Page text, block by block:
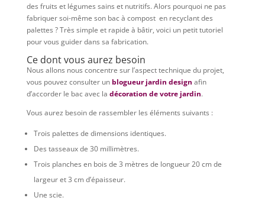
des fruits et légumes sains et nutritifs. Alors pourquoi ne pas
fabriquer soi-même son bac à compost en recyclant des
palettes ? Très simple et rapide à bâtir, voici un petit tutoriel
pour vous guider dans sa fabrication.
Ce dont vous aurez besoin
Nous allons nous concentre sur l’aspect technique du projet,
vous pouvez consulter un blogueur jardin design afin
d’accorder le bac avec la décoration de votre jardin.
Vous aurez besoin de rassembler les éléments suivants :
Trois palettes de dimensions identiques.
Des tasseaux de 30 millimètres.
Trois planches en bois de 3 mètres de longueur 20 cm de
largeur et 3 cm d’épaisseur.
Une scie.